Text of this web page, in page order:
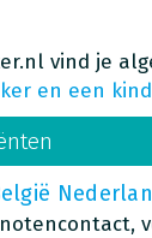
vind je
en een